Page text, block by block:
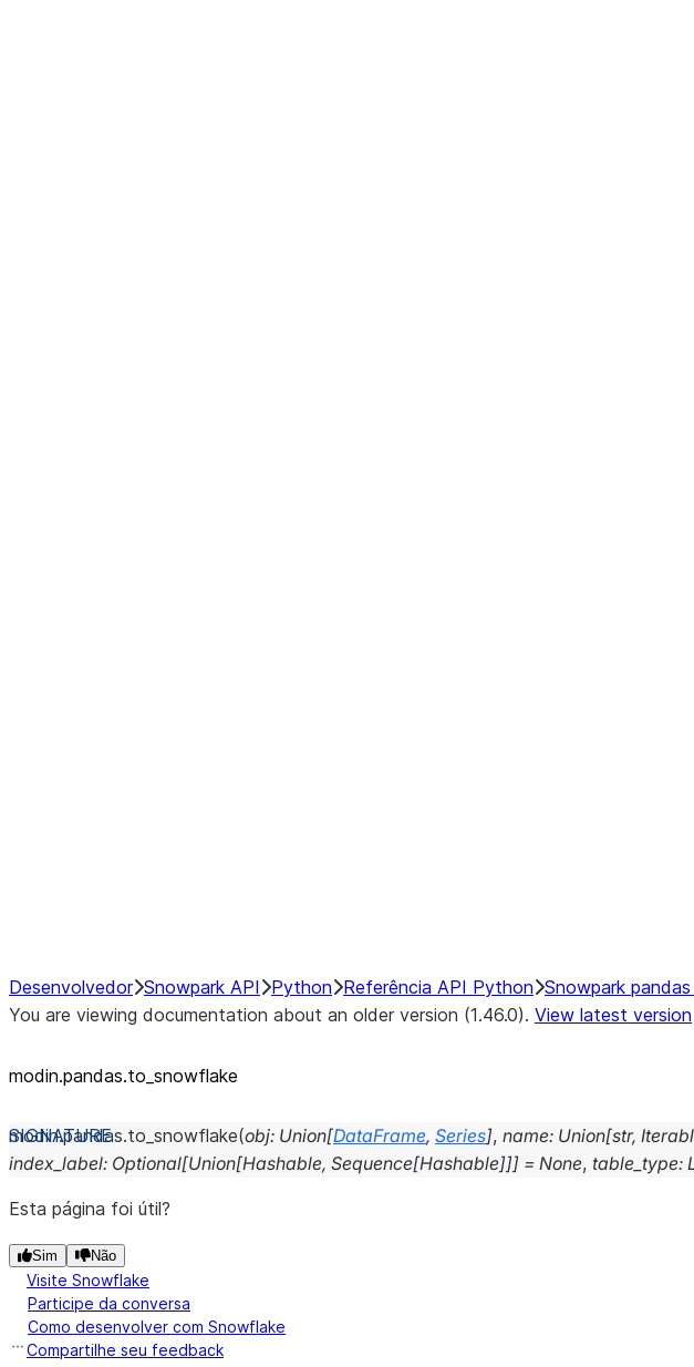
Desenvolvedor Snowpark API Python Referência API Python Snowpark pandas
You are viewing documentation about an older version (1.46.0). View latest version
modin.pandas.to_snowflake
modin.pandas.to_snowflake(obj: Union[DataFrame, Series], name: Union[str,
index_label: Optional[Union[Hashable, Sequence[Hashable]]] = None, table_type:
Esta página foi útil?
Sim Não
Visite Snowflake
Participe da conversa
Como desenvolver com Snowflake
Compartilhe seu feedback